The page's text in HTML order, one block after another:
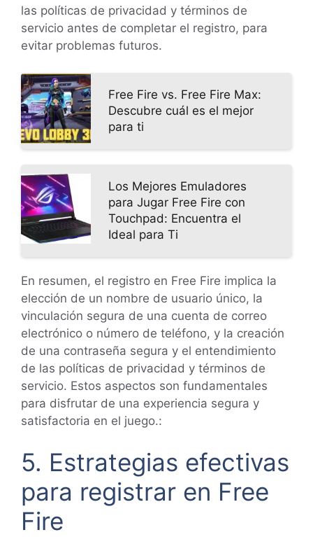
las políticas de privacidad y términos de
servicio antes de completar el registro, para
evitar problemas futuros.
Free Fire vs. Free Fire Max:
Descubre cuál es el mejor
para ti
Los Mejores Emuladores
para Jugar Free Fire con
Touchpad: Encuentra el
Ideal para Ti
En resumen, el registro en Free Fire implica la
elección de un nombre de usuario único, la
vinculación segura de una cuenta de correo
electrónico o número de teléfono, y la creación
de una contraseña segura y el entendimiento
de las políticas de privacidad y términos de
servicio. Estos aspectos son fundamentales
para disfrutar de una experiencia segura y
satisfactoria en el juego.:
5. Estrategias efectivas
para registrar en Free
Fire